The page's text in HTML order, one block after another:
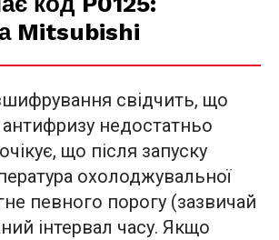
Mitsubishi
свідчить, що
недостатньо
що після запуску
охолоджувальної
певного порогу (зазвичай
інтервал часу. Якщо